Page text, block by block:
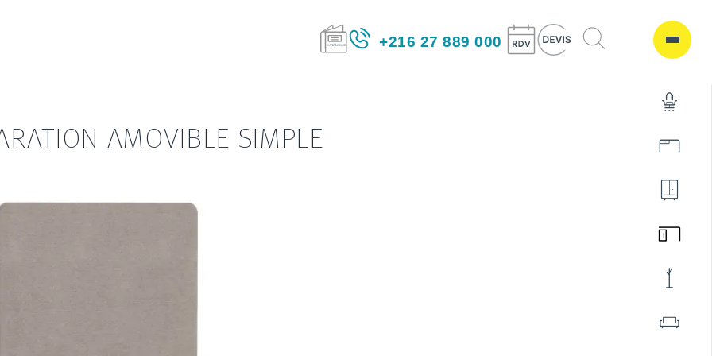
+216 27 889 000
AMOVIBLE SIMPLE